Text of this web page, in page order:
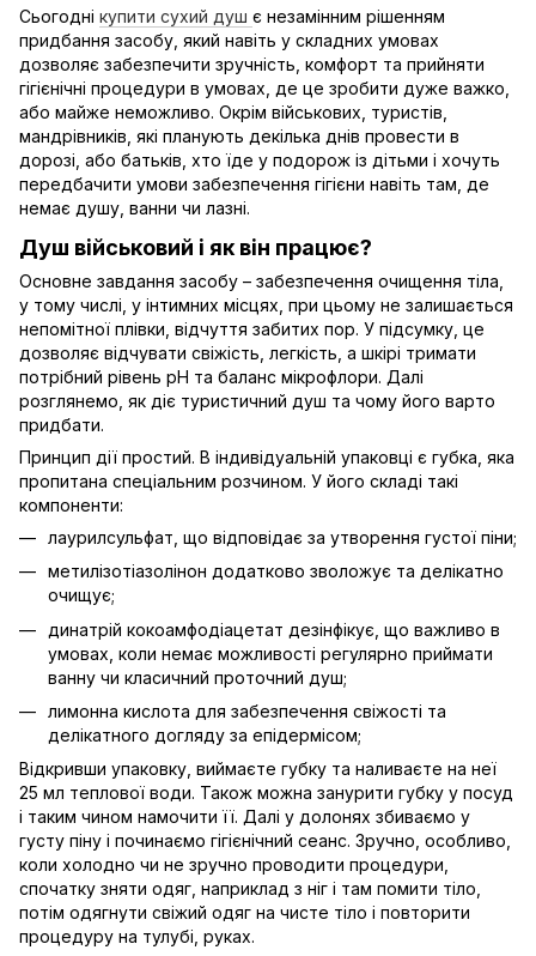
Сьогодні купити сухий душ є незамінним рішенням
придбання засобу, який навіть у складних умовах
дозволяє забезпечити зручність, комфорт та прийняти
гігієнічні процедури в умовах, де це зробити дуже важко,
або майже неможливо. Окрім військових, туристів,
мандрівників, які планують декілька днів провести в
дорозі, або батьків, хто їде у подорож із дітьми і хочуть
передбачити умови забезпечення гігієни навіть там, де
немає душу, ванни чи лазні.
Душ військовий і як він працює?
Основне завдання засобу – забезпечення очищення тіла,
у тому числі, у інтимних місцях, при цьому не залишається
непомітної плівки, відчуття забитих пор. У підсумку, це
дозволяє відчувати свіжість, легкість, а шкірі тримати
потрібний рівень рН та баланс мікрофлори. Далі
розглянемо, як діє туристичний душ та чому його варто
придбати.
Принцип дії простий. В індивідуальній упаковці є губка, яка
пропитана спеціальним розчином. У його складі такі
компоненти:
лаурилсульфат, що відповідає за утворення густої піни;
метилізотіазолінон додатково зволожує та делікатно
очищує;
динатрій кокоамфодіацетат дезінфікує, що важливо в
умовах, коли немає можливості регулярно приймати
ванну чи класичний проточний душ;
лимонна кислота для забезпечення свіжості та
делікатного догляду за епідермісом;
Відкривши упаковку, виймаєте губку та наливаєте на неї
25 мл теплової води. Також можна занурити губку у посуд
і таким чином намочити її. Далі у долонях збиваємо у
густу піну і починаємо гігієнічний сеанс. Зручно, особливо,
коли холодно чи не зручно проводити процедури,
спочатку зняти одяг, наприклад з ніг і там помити тіло,
потім одягнути свіжий одяг на чисте тіло і повторити
процедуру на тулубі, руках.